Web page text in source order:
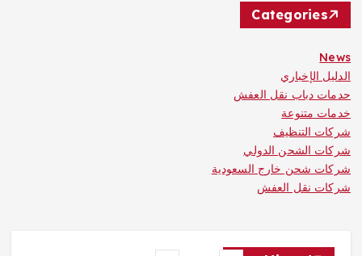
Categories
News
الدليل الإخباري
حدمات دباب نقل العفش
خدمات متنوعة
شركات التنظيف
شركات الشحن الدولي
شركات شحن خارج السعودية
شركات نقل العفش